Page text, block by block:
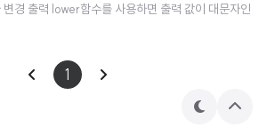
경 출력 lower함수를 사용하면 출력 값이 대문자인
하여 출력합니다. lower 예제 upper 예제 length le
길이를 알아낼 수 있습니다. length 예제 concat c
자 혹은 문자열을 결합을 할 수 있습니다. 위의 사진
1
테
상